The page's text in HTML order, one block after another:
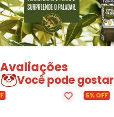
Avaliações
Você pode gostar
5% OFF